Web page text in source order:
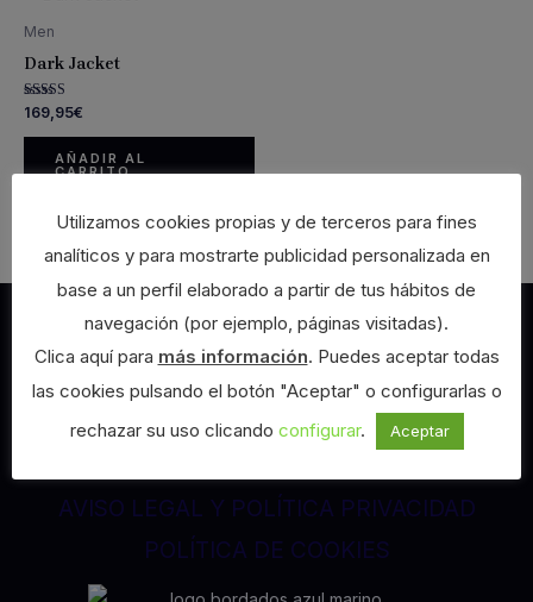
Men
Dark Jacket
Valorado con
de 5
169,95€
AÑADIR AL
CARRITO
AVISO LEGAL Y POLÍTICA PRIVACIDAD
POLÍTICA DE COOKIES
Utilizamos cookies propias y de terceros para fines
analíticos y para mostrarte publicidad personalizada en
base a un perfil elaborado a partir de tus hábitos de
navegación (por ejemplo, páginas visitadas).
Clica aquí para más información. Puedes aceptar todas
las cookies pulsando el botón "Aceptar" o configurarlas o
rechazar su uso clicando configurar. Aceptar